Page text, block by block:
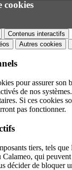
cookies
Contenus interactifs
Autres cookies
pour assurer son
de nos
Si ces cookies
pas fonctionner.
tiers, tels
qui peuvent
décider de bloquer